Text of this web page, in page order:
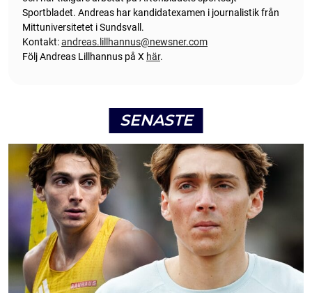
Sportbladet. Andreas har kandidatexamen i journalistik från
Mittuniversitetet i Sundsvall.
Kontakt:andreas.lillhannus@newsner.com
Följ Andreas Lillhannus på X här.
SENASTE